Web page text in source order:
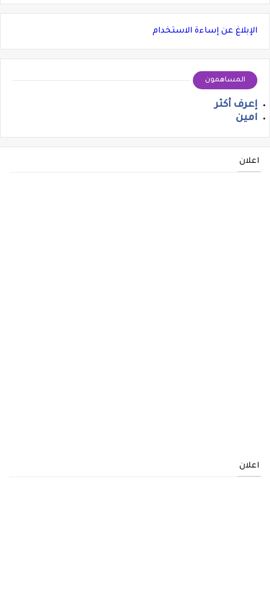
الإبلاغ عن إساءة الاستخدام
المساهمون
إعرف أكثر
امين
اعلان
اعلان